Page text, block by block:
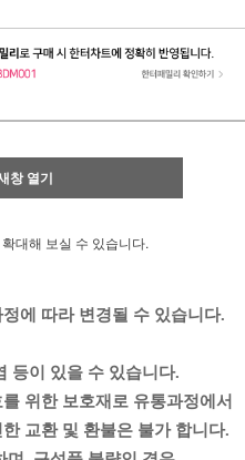
창 열기
대해 보실 수 있습니다.
에 따라 변경될 수 있습니다.
등이 있을 수 있습니다.
위한 보호재로 유통과정에서
교환 및 환불은 불가 합니다.